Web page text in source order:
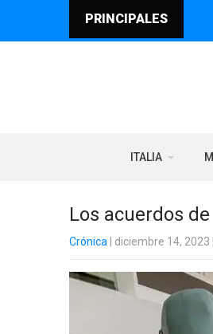
PRINCIPALES
ITALIA
Los acuerdos
Crónica | diciembre 14, 2023